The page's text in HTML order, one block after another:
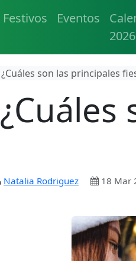
Festivos Eventos
2026
¿Cuáles son las principales
Natalia Rodriguez 18 Mar